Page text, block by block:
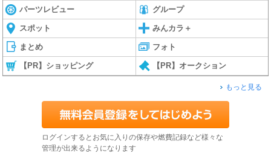
パーツレビュー グループ
スポット みんカラ＋
まとめ フォト
【PR】ショッピング 【PR】オークション
もっと見る
ログインするとお気に入りの保存や燃費記録など様々な
管理が出来るようになります